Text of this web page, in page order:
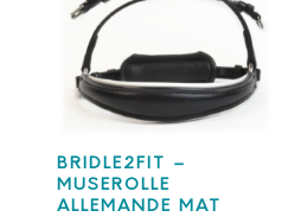
BRIDLE2FIT –
MUSEROLLE
ALLEMANDE MAT